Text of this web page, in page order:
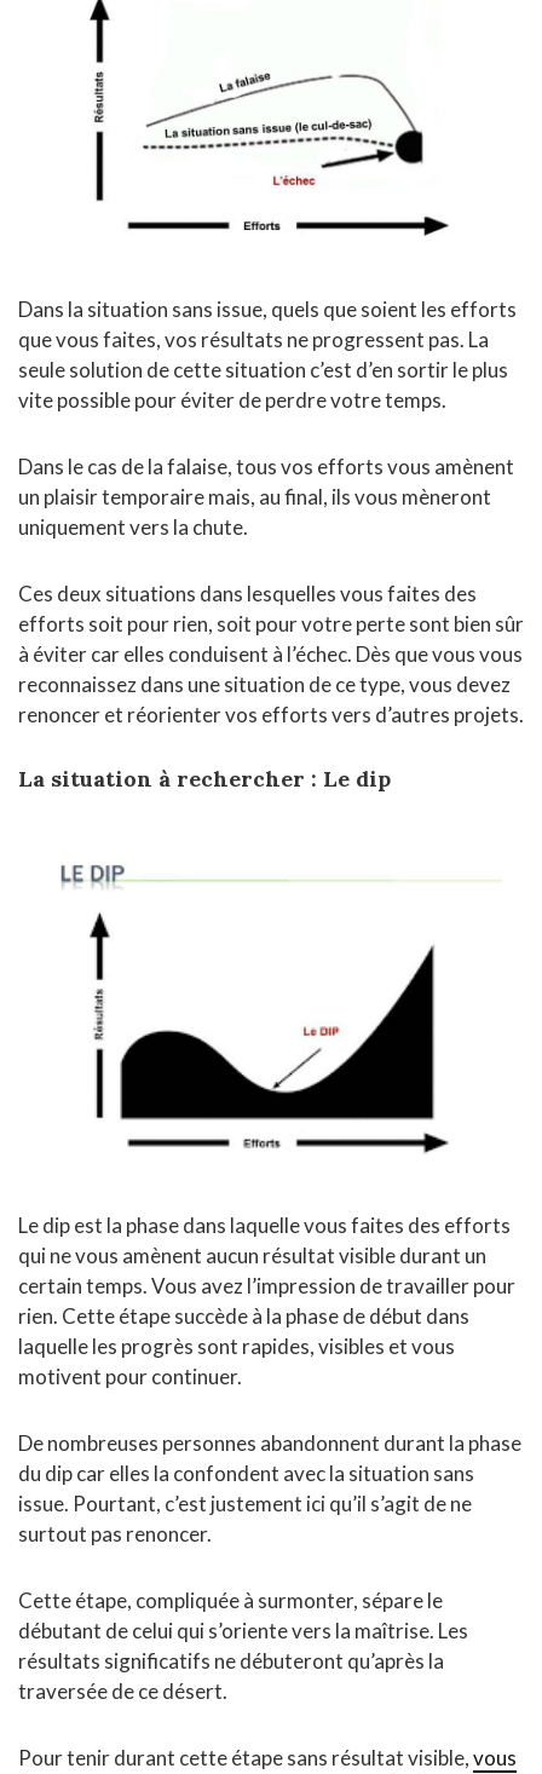
Dans la situation sans issue, quels que soient les efforts
que vous faites, vos résultats ne progressent pas. La
seule solution de cette situation c’est d’en sortir le plus
vite possible pour éviter de perdre votre temps.
Dans le cas de la falaise, tous vos efforts vous amènent
un plaisir temporaire mais, au final, ils vous mèneront
uniquement vers la chute.
Ces deux situations dans lesquelles vous faites des
efforts soit pour rien, soit pour votre perte sont bien sûr
à éviter car elles conduisent à l’échec. Dès que vous vous
reconnaissez dans une situation de ce type, vous devez
renoncer et réorienter vos efforts vers d’autres projets.
La situation à rechercher : Le dip
Le dip est la phase dans laquelle vous faites des efforts
qui ne vous amènent aucun résultat visible durant un
certain temps. Vous avez l’impression de travailler pour
rien. Cette étape succède à la phase de début dans
laquelle les progrès sont rapides, visibles et vous
motivent pour continuer.
De nombreuses personnes abandonnent durant la phase
du dip car elles la confondent avec la situation sans
issue. Pourtant, c’est justement ici qu’il s’agit de ne
surtout pas renoncer.
Cette étape, compliquée à surmonter, sépare le
débutant de celui qui s’oriente vers la maîtrise. Les
résultats significatifs ne débuteront qu’après la
traversée de ce désert.
Pour tenir durant cette étape sans résultat visible,vous